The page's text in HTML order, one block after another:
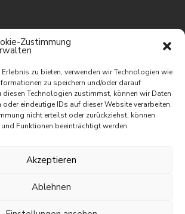
Zustimmung
zu bieten, verwenden wir Technologien wie
zu speichern und/oder darauf
diesen Technologien zustimmst, können wir Daten
eindeutige IDs auf dieser Website verarbeiten.
nicht erteilst oder zurückziehst, können
Funktionen beeinträchtigt werden.
Akzeptieren
Ablehnen
mit wunderbarem
€
465.000 €